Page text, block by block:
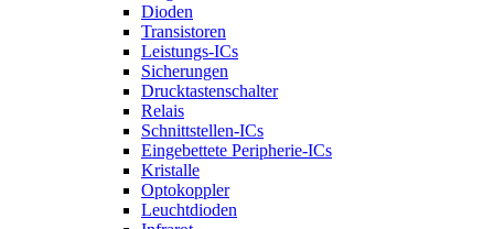
Dioden
Transistoren
Leistungs-ICs
Sicherungen
Drucktastenschalter
Relais
Schnittstellen-ICs
Eingebettete Peripherie-ICs
Kristalle
Optokoppler
Leuchtdioden